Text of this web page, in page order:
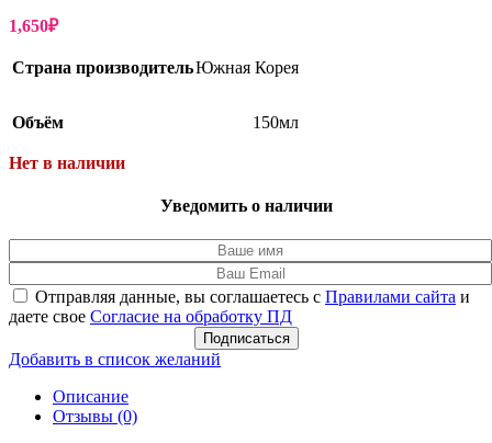
1,650₽
Страна производительЮжная Корея
Объём 150мл
Нет в наличии
Уведомить о наличии
Отправляя данные, вы соглашаетесь с Правилами сайта и
даете свое Согласие на обработку ПД
Подписаться
Добавить в список желаний
Описание
Отзывы (0)